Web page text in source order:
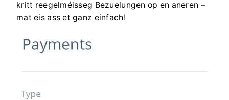
kritt reegelméisseg Bezuelungen op en aneren –
mat eis ass et ganz einfach!